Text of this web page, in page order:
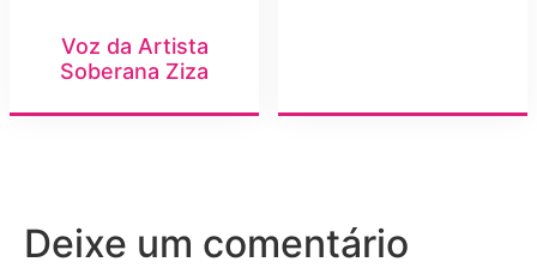
Voz da Artista
Soberana Ziza
Deixe um comentário